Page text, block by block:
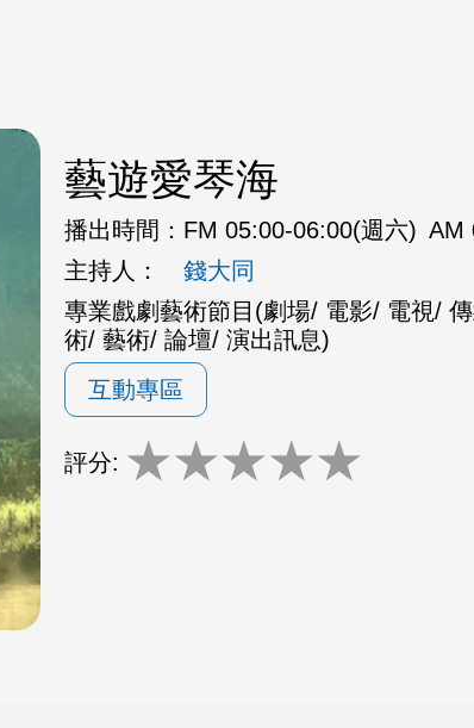
藝遊愛琴海
播出時間： FM 05:00-06:00(週六) AM
主持人：
錢大同
專業戲劇藝術節目(劇場/ 電影/ 電視/
術/ 藝術/ 論壇/ 演出訊息)
互動專區
評分: ★★★★★